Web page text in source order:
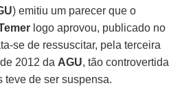
) emitiu um parecer que o
logo aprovou, publicado no
se de ressuscitar, pela terceira
2012 da AGU, tão controvertida
teve de ser suspensa.